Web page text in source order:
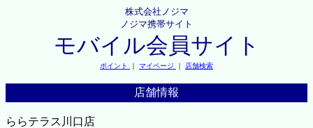
株式会社ノジマ
ノジマ携帯サイト
モバイル会員サイト
ポイント ｜ マイページ ｜ 店舗検索
店舗情報
ららテラス川口店